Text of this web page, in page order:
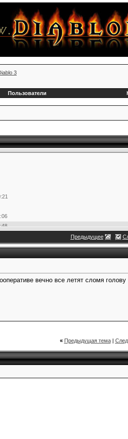
3
Пользователи
15:21
Предыдущее
вечно все летят сломя голову
« Предыдущая тема|